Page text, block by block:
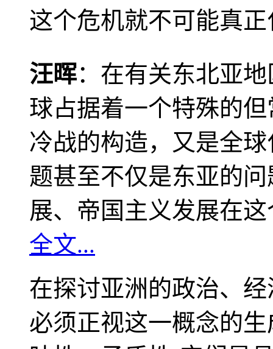
这个危机就不可能真
汪晖：在有关东北亚
球占据着一个特殊的
冷战的构造，又是全
题甚至不仅是东亚的
展、帝国主义发展在
全文...
在探讨亚洲的政治、
必须正视这一概念的